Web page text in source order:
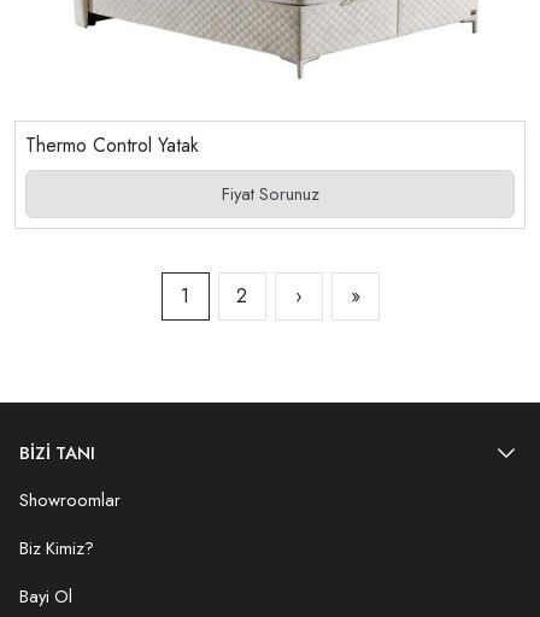
Thermo Control Yatak
Fiyat Sorunuz
1 2 › »
BİZİ TANI
Showroomlar
Biz Kimiz?
Bayi Ol